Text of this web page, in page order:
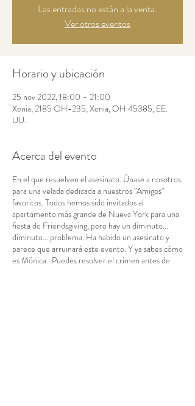
Las entradas no están a la venta.
Ver otros eventos
Horario y ubicación
25 nov 2022, 18:00 – 21:00
Xenia, 2185 OH-235, Xenia, OH 45385, EE.
UU.
Acerca del evento
En el que resuelven el asesinato. Únase a nosotros
para una velada dedicada a nuestros "Amigos"
favoritos. Todos hemos sido invitados al
apartamento más grande de Nueva York para una
fiesta de Friendsgiving, pero hay un diminuto...
diminuto... problema. Ha habido un asesinato y
parece que arruinará este evento. Y ya sabes cómo
es Mónica. ¿Puedes resolver el crimen antes de